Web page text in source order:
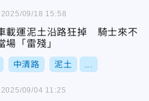
載運泥土沿路狂掉 騎士來不
場「雷殘」
中清路 泥土
2025/09/18 15:58
2025/09/04 11:25